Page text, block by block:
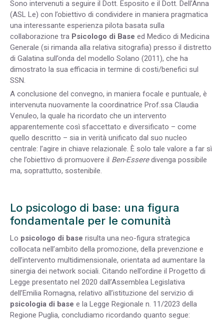
Sono intervenuti a seguire il Dott. Esposito e il Dott. Dell’Anna
(ASL Le) con l’obiettivo di condividere in maniera pragmatica
una interessante esperienza pilota basata sulla
collaborazione tra Psicologo di Base ed Medico di Medicina
Generale (si rimanda alla relativa sitografia) presso il distretto
di Galatina sull’onda del modello Solano (2011), che ha
dimostrato la sua efficacia in termine di costi/benefici sul
SSN.
A conclusione del convegno, in maniera focale e puntuale, è
intervenuta nuovamente la coordinatrice Prof.ssa Claudia
Venuleo, la quale ha ricordato che un intervento
apparentemente così sfaccettato e diversificato – come
quello descritto – sia in verità unificato dal suo nucleo
centrale: l’agire in chiave relazionale. È solo tale valore a far sì
che l’obiettivo di promuovere il Ben-Esseredivenga possibile
ma, soprattutto, sostenibile.
Lo psicologo di base: una figura
fondamentale per le comunità
Lo psicologo di base risulta una neo-figura strategica
collocata nell’ambito della promozione, della prevenzione e
dell’intervento multidimensionale, orientata ad aumentare la
sinergia dei network sociali. Citando nell’ordine il Progetto di
Legge presentato nel 2020 dall’Assemblea Legislativa
dell’Emilia Romagna, relativo all’istituzione del servizio di
psicologia di base e la Legge Regionale n. 11/2023 della
Regione Puglia, concludiamo ricordando quanto segue: